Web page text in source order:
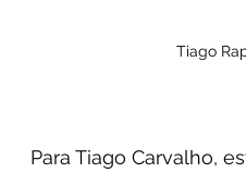
Tiago
Para Tiago Carvalho,